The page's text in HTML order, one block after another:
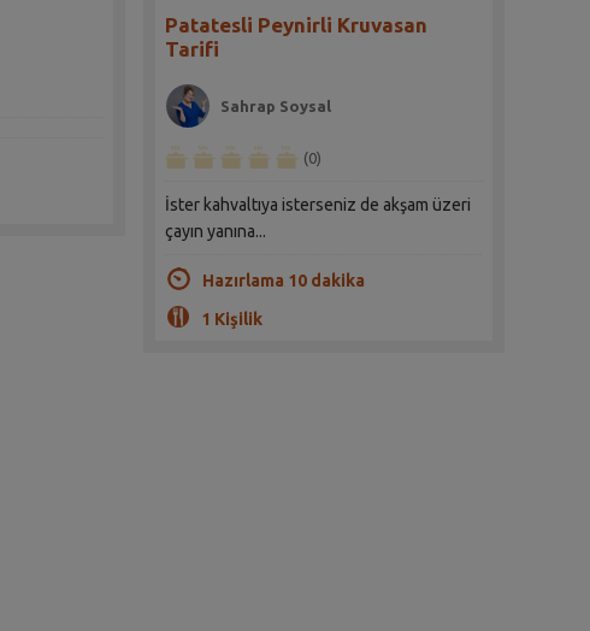
Patatesli Peynirli Kruvasan
Tarifi
Sahrap Soysal
(0)
İster kahvaltıya isterseniz de akşam üzeri
çayın yanına...
Hazırlama 10 dakika
1 Kişilik